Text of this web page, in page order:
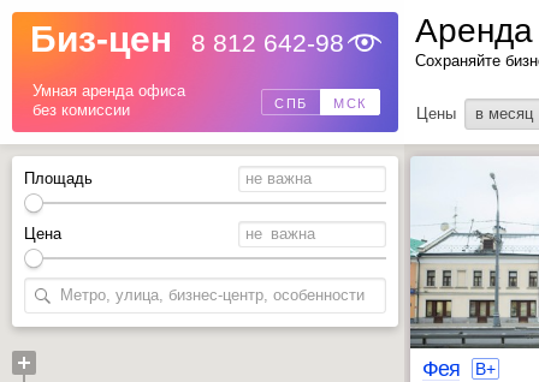
Биз-цен
СПБ МСК
Умная аренда офиса
без комиссии
8 812 642-98
Площадь
Цена
Назад
Сохраняйте
Цены в месяц
Фея B+